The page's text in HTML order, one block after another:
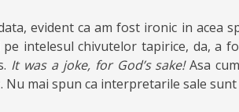
evident ca am fost ironic in acea
pe intelesul chivutelor tapirice, da, a
It was a joke, for God’s sake!Asa
Nu mai spun ca interpretarile sale sunt